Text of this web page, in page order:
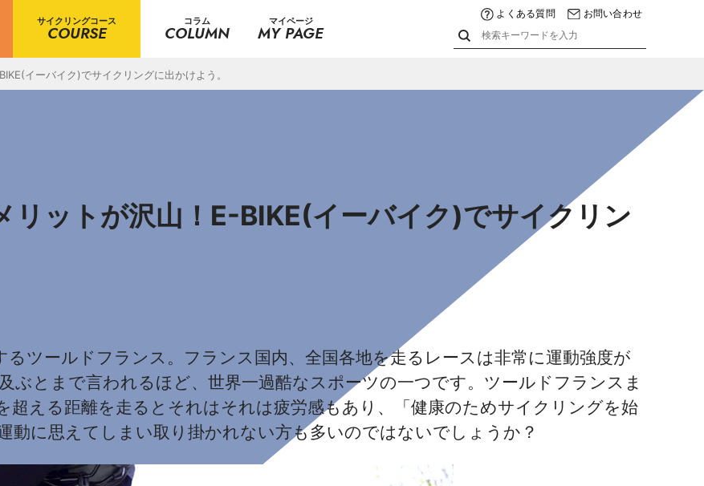
サイクリングコース
COURSE
コラム
COLUMN
マイページ
MY PAGE
よくある質問 お問い合わせ
イーバイク)でサイクリングに出かけよう。
リットが沢山！E-BIKE(イーバイク)でサイクリン
ツールドフランス。フランス国内、全国各地を走るレースは非常に運動強度が
ぶとまで言われるほど、世界一過酷なスポーツの一つです。ツールドフランスま
超える距離を走るとそれはそれは疲労感もあり、「健康のためサイクリングを始
動に思えてしまい取り掛かれない方も多いのではないでしょうか？